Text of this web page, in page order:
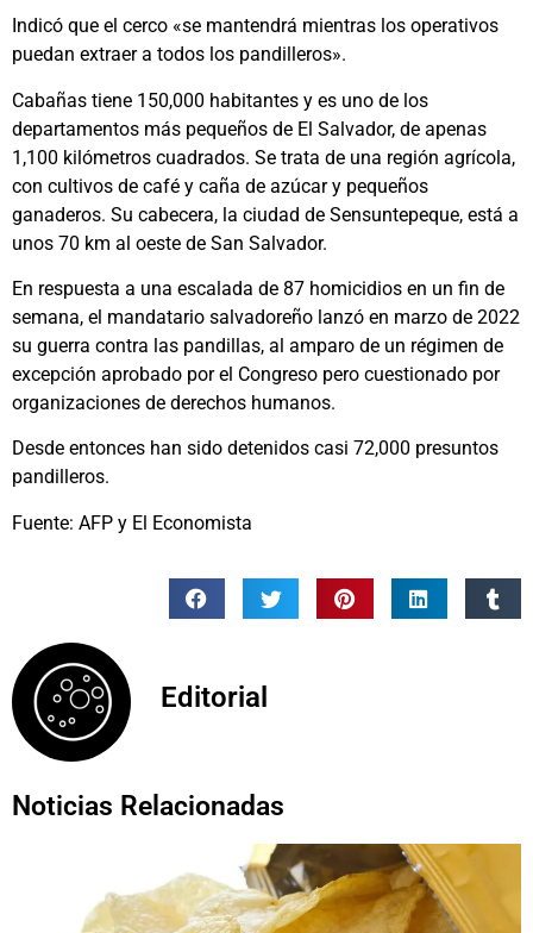
Indicó que el cerco «se mantendrá mientras los operativos
puedan extraer a todos los pandilleros».
Cabañas tiene 150,000 habitantes y es uno de los
departamentos más pequeños de El Salvador, de apenas
1,100 kilómetros cuadrados. Se trata de una región agrícola,
con cultivos de café y caña de azúcar y pequeños
ganaderos. Su cabecera, la ciudad de Sensuntepeque, está a
unos 70 km al oeste de San Salvador.
En respuesta a una escalada de 87 homicidios en un fin de
semana, el mandatario salvadoreño lanzó en marzo de 2022
su guerra contra las pandillas, al amparo de un régimen de
excepción aprobado por el Congreso pero cuestionado por
organizaciones de derechos humanos.
Desde entonces han sido detenidos casi 72,000 presuntos
pandilleros.
Fuente: AFP y El Economista
Editorial
Noticias Relacionadas